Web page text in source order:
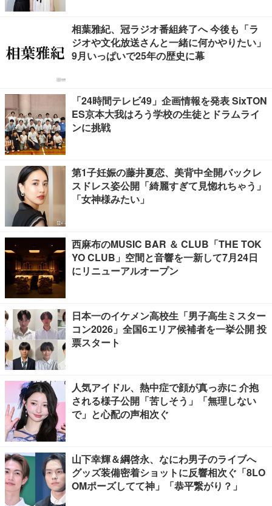
相葉雅紀、冠ラジオ番組終了へ 今後も「ラ
ジオや文化放送さんと一緒に何かやりたい」
9月いっぱいで25年の歴史に幕
「24時間テレビ49」企画情報を発表 SixTON
ES京本大我はろう学校の生徒とドラムライ
ンに挑戦
第1子妊娠の藤井夏恋、美背中全開バックレ
スドレス姿公開「綺麗すぎて見惚れちゃう」
「女神様みたい」
西麻布のMUSIC BAR ＆ CLUB「THE TOK
YO CLUB」空間と音響を一新して7月24日
にリニューアルオープン
日本一のイケメン高校生「男子高生ミスター
コン2026」全国6エリア候補者を一挙公開 投
票スタート
人気アイドル、熱中症で顔が真っ赤に 介抱
される様子公開「苦しそう」「無理しない
で」と心配の声相次ぐ
山下幸輝＆綱啓永、なにわ男子のライブへ
グッズ装備密着ショットに反響相次ぐ「8LO
OMポーズしてて神」「恭平繋がり？」